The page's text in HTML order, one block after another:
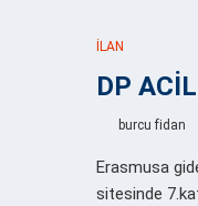
İLAN
DP
burcu fidan
Erasmusa
sitesinde